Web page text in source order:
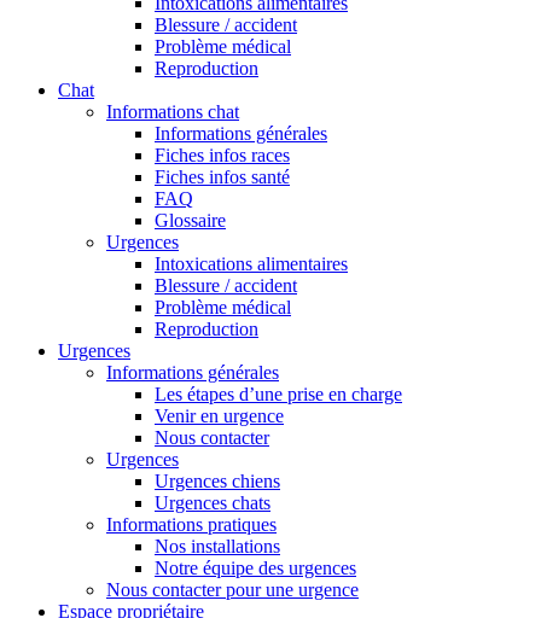
Blessure / accident
Problème médical
Reproduction
Chat
Informations chat
Informations générales
Fiches infos races
Fiches infos santé
FAQ
Glossaire
Urgences
Intoxications alimentaires
Blessure / accident
Problème médical
Reproduction
Urgences
Informations générales
Les étapes d’une prise en charge
Venir en urgence
Nous contacter
Urgences
Urgences chiens
Urgences chats
Informations pratiques
Nos installations
Notre équipe des urgences
Nous contacter pour une urgence
Espace propriétaire